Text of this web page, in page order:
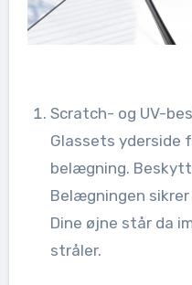
Scratch- og UV-
Glassets yderside
belægning.
Belægningen
Dine øjne står da
stråler.